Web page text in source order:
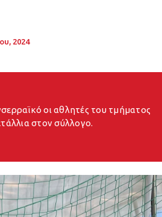
2024
οι αθλητές του τμήματος
στον σύλλογο.